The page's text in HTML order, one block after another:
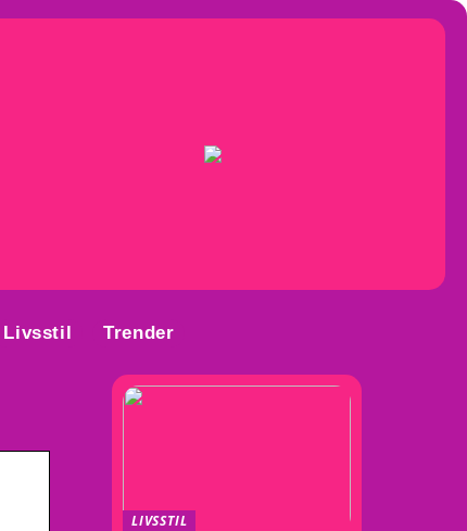
Livsstil Trender
LIVSSTIL